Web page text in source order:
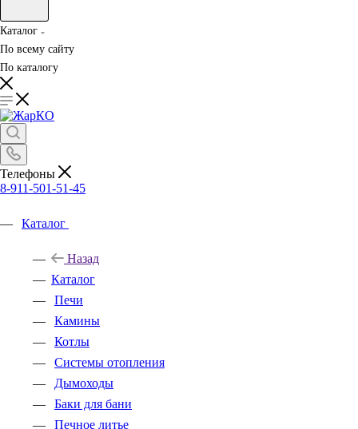
Каталог
По всему сайту
По каталогу
Телефоны
8-911-501-51-45
Каталог
Назад
Каталог
Печи
Камины
Котлы
Системы отопления
Дымоходы
Баки для бани
Печное литье